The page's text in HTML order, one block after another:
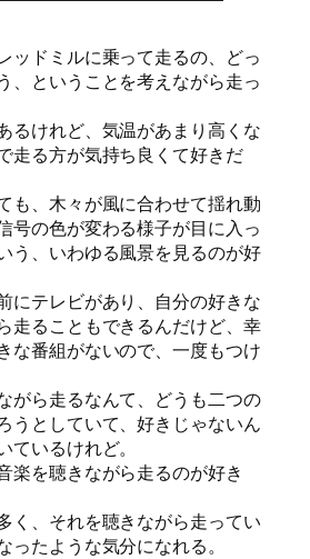
ッドミルに乗って走るの、どっ
、ということを考えながら走っ
るけれど、気温があまり高くな
走る方が気持ち良くて好きだ
も、木々が風に合わせて揺れ動
号の色が変わる様子が目に入っ
う、いわゆる風景を見るのが好
にテレビがあり、自分の好きな
走ることもできるんだけど、幸
な番組がないので、一度もつけ
がら走るなんて、どうも二つの
うとしていて、好きじゃないん
ているけれど。
楽を聴きながら走るのが好き
く、それを聴きながら走ってい
ったような気分になれる。